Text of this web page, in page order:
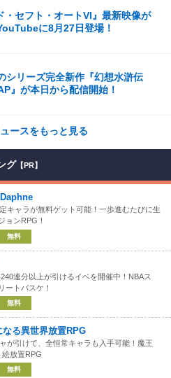
・セフト・オートVI』最新映像が
に8月27日登場！
シリーズ完全新作『幻想水滸伝
』が本日から配信開始！
ースをもっと見る
グ 【PR】
キャラが無料ゲット可能！一歩進むたびに生
ョンRPG！
無料
連分以上が引けるイベを開催中！NBAス
ートバスケ！
無料
なる異世界放置RPG
が引けて、全恒常キャラも入手可能！魔王
放置RPG
無料